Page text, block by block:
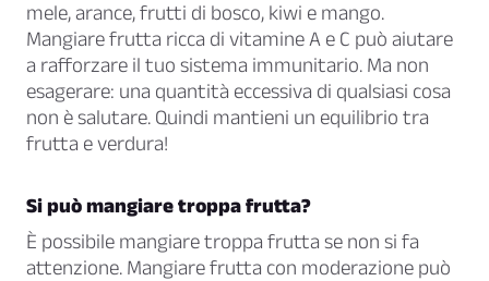
mele, arance, frutti di bosco, kiwi e mango.
Mangiare frutta ricca di vitamine A e C può aiutare
a rafforzare il tuo sistema immunitario. Ma non
esagerare: una quantità eccessiva di qualsiasi cosa
non è salutare. Quindi mantieni un equilibrio tra
frutta e verdura!
Si può mangiare troppa frutta?
È possibile mangiare troppa frutta se non si fa
attenzione. Mangiare frutta con moderazione può